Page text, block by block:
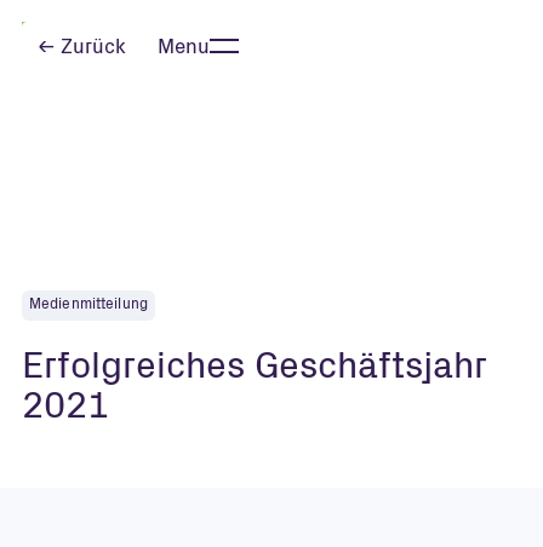
Zurück
Menu
Medienmitteilung
Erfolgreiches Geschäftsjahr
2021